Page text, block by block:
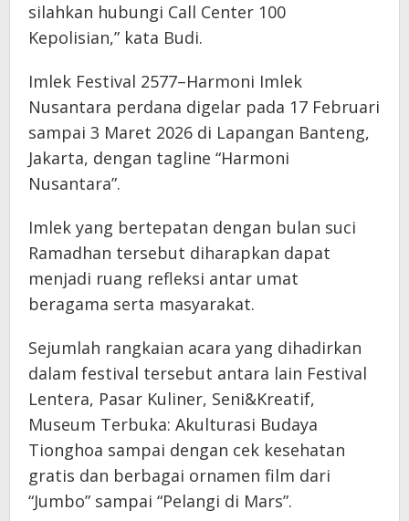
silahkan hubungi Call Center 100
Kepolisian,” kata Budi.
Imlek Festival 2577–Harmoni Imlek
Nusantara perdana digelar pada 17 Februari
sampai 3 Maret 2026 di Lapangan Banteng,
Jakarta, dengan tagline “Harmoni
Nusantara”.
Imlek yang bertepatan dengan bulan suci
Ramadhan tersebut diharapkan dapat
menjadi ruang refleksi antar umat
beragama serta masyarakat.
Sejumlah rangkaian acara yang dihadirkan
dalam festival tersebut antara lain Festival
Lentera, Pasar Kuliner, Seni&Kreatif,
Museum Terbuka: Akulturasi Budaya
Tionghoa sampai dengan cek kesehatan
gratis dan berbagai ornamen film dari
“Jumbo” sampai “Pelangi di Mars”.